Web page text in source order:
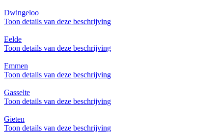
Dwingeloo
Toon details van deze beschrijving
Eelde
Toon details van deze beschrijving
Emmen
Toon details van deze beschrijving
Gasselte
Toon details van deze beschrijving
Gieten
Toon details van deze beschrijving